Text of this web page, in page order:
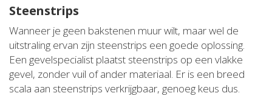
Steenstrips
Wanneer je geen bakstenen muur wilt, maar wel de
uitstraling ervan zijn steenstrips een goede oplossing.
Een gevelspecialist plaatst steenstrips op een vlakke
gevel, zonder vuil of ander materiaal. Er is een breed
scala aan steenstrips verkrijgbaar, genoeg keus dus.